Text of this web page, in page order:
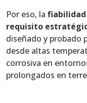
Por eso, la fiabilidad
requisito
diseñado y probado
desde altas
corrosiva en
prolongados en